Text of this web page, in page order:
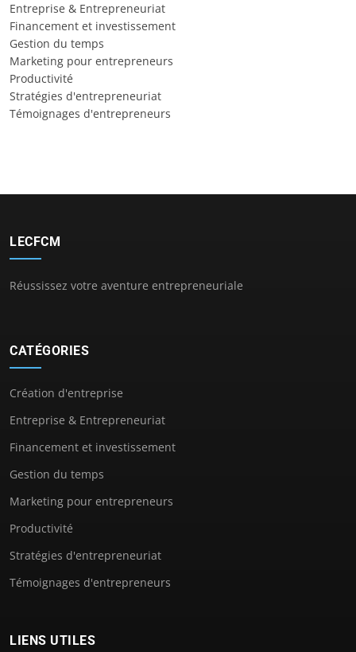
Entreprise & Entrepreneuriat
Financement et investissement
Gestion du temps
Marketing pour entrepreneurs
Productivité
Stratégies d'entrepreneuriat
Témoignages d'entrepreneurs
LECFCM
Réussissez votre aventure entrepreneuriale
CATÉGORIES
Création d'entreprise
Entreprise & Entrepreneuriat
Financement et investissement
Gestion du temps
Marketing pour entrepreneurs
Productivité
Stratégies d'entrepreneuriat
Témoignages d'entrepreneurs
LIENS UTILES